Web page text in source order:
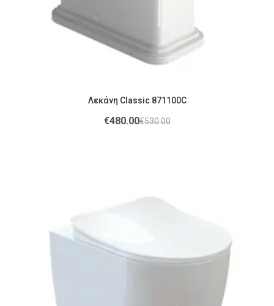
Λεκάνη Classic 871100C
€530.00
€480.00